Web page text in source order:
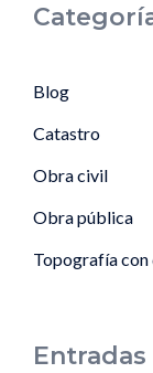
Blog
Catastro
Obra civil
Obra pública
Topografía con